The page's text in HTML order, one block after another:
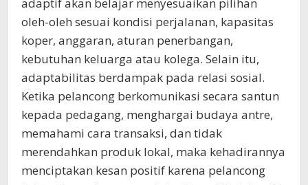
oleh-oleh sesuai kondisi perjalanan, kapasitas
koper, anggaran, aturan penerbangan,
kebutuhan keluarga atau kolega. Selain itu,
adaptabilitas berdampak pada relasi sosial.
Ketika pelancong berkomunikasi secara santun
kepada pedagang, menghargai budaya antre,
memahami cara transaksi, dan tidak
merendahkan produk lokal, maka kehadirannya
menciptakan kesan positif karena pelancong